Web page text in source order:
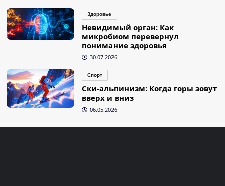
Здоровье
Невидимый орган: Как
микробиом перевернул
понимание здоровья
30.07.2026
Спорт
Ски-альпинизм: Когда горы зовут
вверх и вниз
06.05.2026